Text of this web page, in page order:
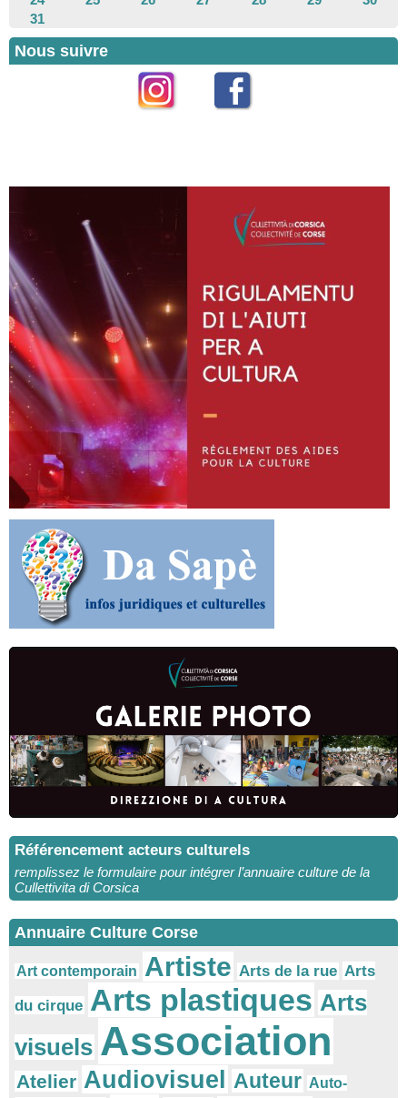
31
Nous suivre
Référencement acteurs culturels
remplissez le formulaire pour intégrer l’annuaire culture de la
Cullettivita di Corsica
Annuaire Culture Corse
Art contemporain Artiste Arts de la rue Arts
du cirque Arts plastiques Arts
visuels Association
Atelier Audiovisuel Auteur Auto-